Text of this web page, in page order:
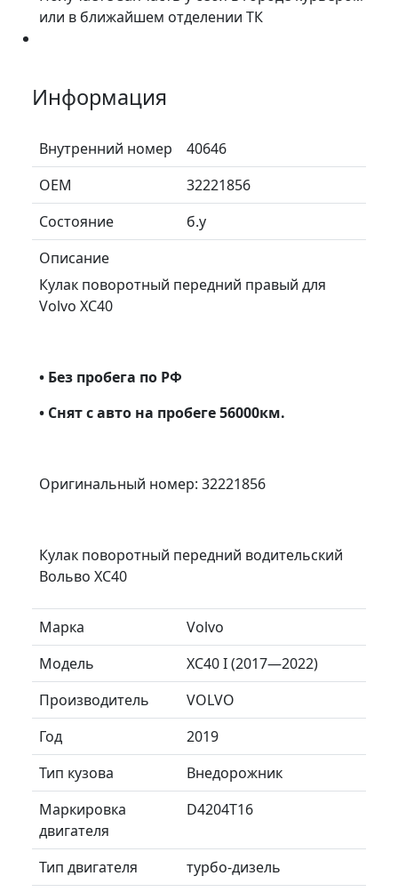
или в ближайшем отделении ТК
Информация
Внутренний номер
40646
ОЕМ
32221856
Состояние
б.у
Описание
Кулак поворотный передний правый для
Volvo XC40
• Без пробега по РФ
• Снят с авто на пробеге 56000км.
Оригинальный номер: 32221856
Кулак поворотный передний водительский
Вольво ХС40
Марка
Volvo
Модель
XC40 I (2017—2022)
Производитель
VOLVO
Год
2019
Тип кузова
Внедорожник
Маркировка
двигателя
D4204T16
Тип двигателя
турбо-дизель